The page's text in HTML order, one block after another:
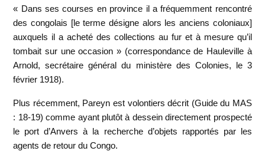
« Dans ses courses en province il a fréquemment rencontré
des congolais [le terme désigne alors les anciens coloniaux]
auxquels il a acheté des collections au fur et à mesure qu’il
tombait sur une occasion » (correspondance de Hauleville à
Arnold, secrétaire général du ministère des Colonies, le 3
février 1918).
Plus récemment, Pareyn est volontiers décrit (Guide du MAS
: 18-19) comme ayant plutôt à dessein directement prospecté
le port d’Anvers à la recherche d’objets rapportés par les
agents de retour du Congo.